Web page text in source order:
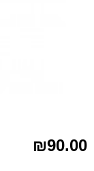
₪90.00